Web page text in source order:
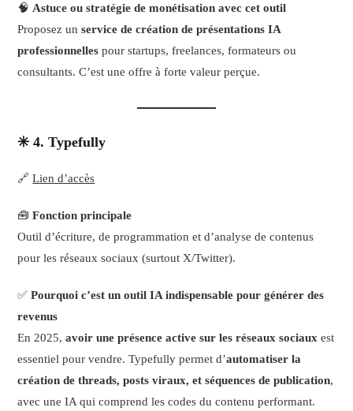
🧠 Astuce ou stratégie de monétisation avec cet outil
Proposez unservice de création de présentations IA
professionnelles pour startups, freelances, formateurs ou
consultants. C’est une offre à forte valeur perçue.
✳️ 4. Typefully
🔗Lien d’accès
🧰Fonction principale
Outil d’écriture, de programmation et d’analyse de contenus
pour les réseaux sociaux (surtout X/Twitter).
✅Pourquoi c’est un outil IA indispensable pour générer des
revenus
En 2025,avoir une présence active sur les réseaux sociaux est
essentiel pour vendre. Typefully permet d’automatiser la
création de threads, posts viraux, et séquences de publication,
avec une IA qui comprend les codes du contenu performant.